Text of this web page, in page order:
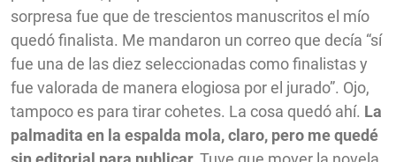
sorpresa fue que de trescientos manuscritos el mío
quedó finalista. Me mandaron un correo que decía “sí
fue una de las diez seleccionadas como finalistas y
fue valorada de manera elogiosa por el jurado”. Ojo,
tampoco es para tirar cohetes. La cosa quedó ahí. La
palmadita en la espalda mola, claro, pero me quedé